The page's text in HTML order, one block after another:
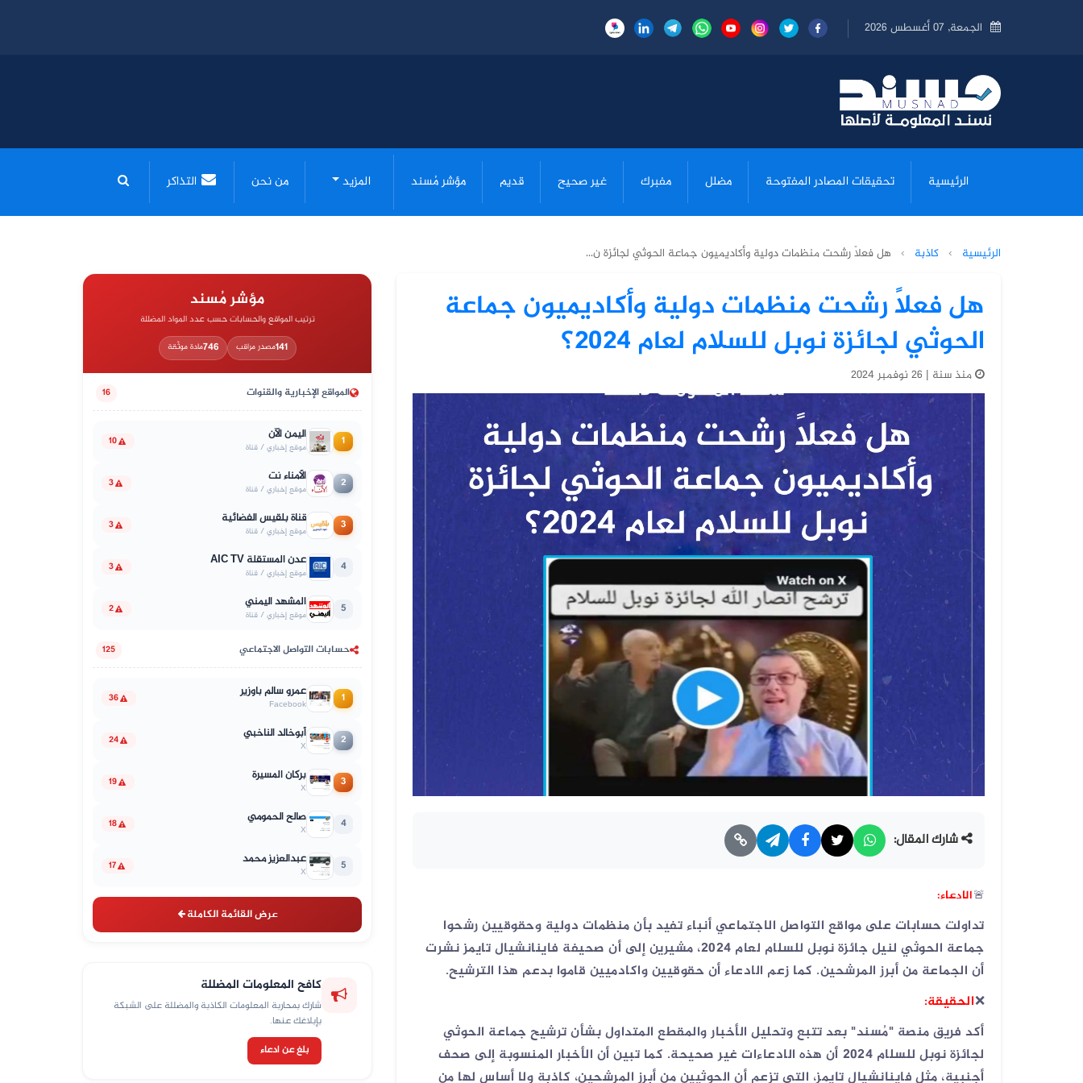
الجمعة, 07 أغسطس 2026
الرئيسية تحقيقات المصادر المفتوحة مضلل مفبرك غير صحيح قديم مؤشر مُسند المزيد من نحن التذاكر
الرئيسية › كاذبة › هل فعلاً رشحت منظمات دولية وأكاديميون جماعة الحوثي لجائزة ن...
هل فعلاً رشحت منظمات دولية وأكاديميون جماعة
الحوثي لجائزة نوبل للسلام لعام 2024؟
منذ سنة | 26 نوفمبر 2024
شارك المقال:
🚨الادعاء:
تداولت حسابات على مواقع التواصل الاجتماعي أنباء تفيد بأن منظمات دولية وحقوقيين رشحوا
جماعة الحوثي لنيل جائزة نوبل للسلام لعام 2024، مشيرين إلى أن صحيفة فاينانشيال تايمز نشرت
أن الجماعة من أبرز المرشحين. كما زعم الادعاء أن حقوقيين واكادميين قاموا بدعم هذا الترشيح.
❌الحقيقة:
أكد فريق منصة "مُسند" بعد تتبع وتحليل الأخبار والمقطع المتداول بشأن ترشيح جماعة الحوثي
لجائزة نوبل للسلام 2024 أن هذه الادعاءات غير صحيحة. كما تبين أن الأخبار المنسوبة إلى صحف
أجنبية، مثل فاينانشيال تايمز، التي تزعم أن الحوثيين من أبرز المرشحين، كاذبة ولا أساس لها من
مؤشر مُسند
ترتيب المواقع والحسابات حسب عدد المواد المضللة
141مصدر مراقب 746مادة موثّقة
المواقع الإخبارية والقنوات 16
1 اليمن الآن
موقع إخباري / قناة 10
2 الأمناء نت
موقع إخباري / قناة 3
3 قناة بلقيس الفضائية
موقع إخباري / قناة 3
4 عدن المستقلة AIC TV
موقع إخباري / قناة 3
5 المشهد اليمني
موقع إخباري / قناة 2
حسابات التواصل الاجتماعي 125
1 عمرو سالم باوزير
Facebook
36
2 أبوخالد الناخبي
X
24
3 بركان المسيرة
X
19
4 صالح الحمومي
X
18
5 عبدالعزيز محمد
X
17
عرض القائمة الكاملة
كافح المعلومات المضللة
شارك بمحاربة المعلومات الكاذبة والمضللة على الشبكة
بإبلاغك عنها.
بلغ عن ادعاء